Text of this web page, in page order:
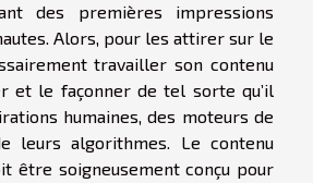
des premières impressions
Alors, pour les attirer sur le
travailler son contenu
et le façonner de tel sorte qu’il
humaines, des moteurs de
leurs algorithmes. Le contenu
être soigneusement conçu pour